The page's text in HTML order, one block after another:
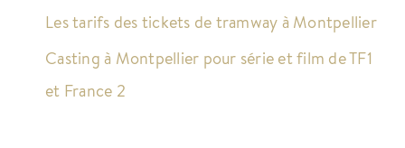
Les tarifs des tickets de tramway à Montpellier
Casting à Montpellier pour série et film de TF1
et France 2